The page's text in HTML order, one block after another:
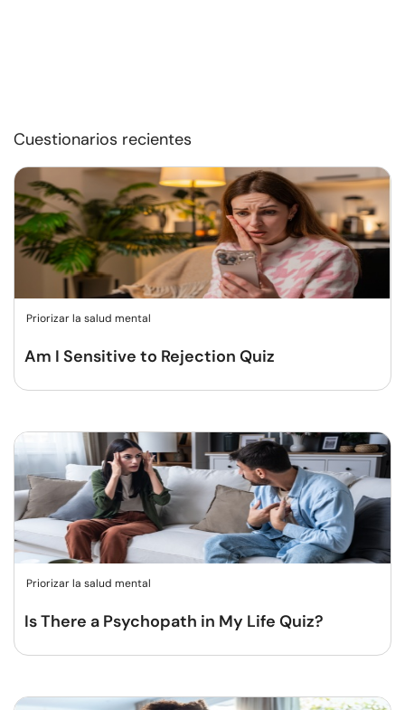
Cuestionarios recientes
Priorizar la salud mental
Am I Sensitive to Rejection Quiz
Priorizar la salud mental
Is There a Psychopath in My Life Quiz?